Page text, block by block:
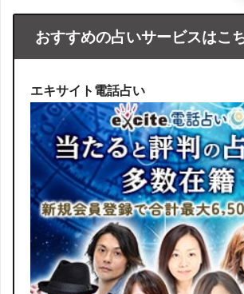
おすすめの占いサービスはこ
エキサイト電話占い